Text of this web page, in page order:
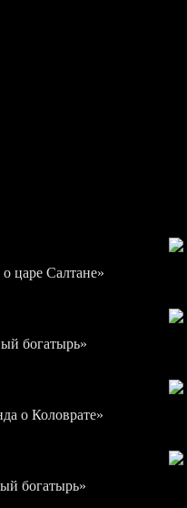
царе Салтане»
богатырь»
о Коловрате»
богатырь»